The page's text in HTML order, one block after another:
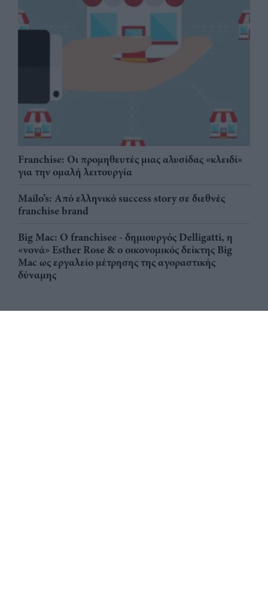
Franchise: Οι προμηθευτές μιας αλυσίδας «κλειδί»
για την ομαλή λειτουργία
Mailo’s: Από ελληνικό success story σε διεθνές
franchise brand
Big Mac: Ο franchisee - δημιουργός Delligatti, η
«νονά» Esther Rose & ο οικονομικός δείκτης Big
Mac ως εργαλείο μέτρησης της αγοραστικής
δύναμης